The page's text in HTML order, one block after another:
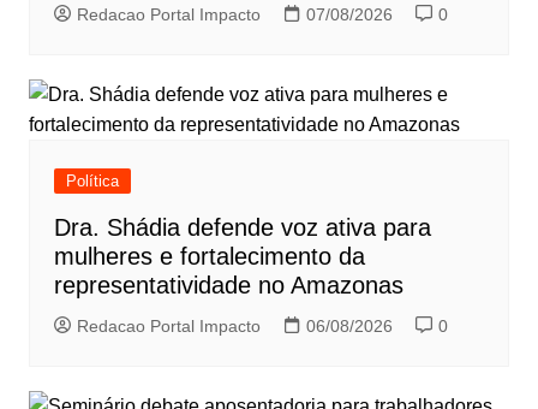
Redacao Portal Impacto 07/08/2026 0
Política
Dra. Shádia defende voz ativa para
mulheres e fortalecimento da
representatividade no Amazonas
Redacao Portal Impacto 06/08/2026 0